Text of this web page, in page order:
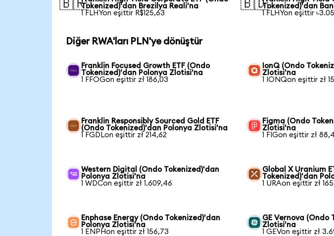
🇧🇷Tokenized)'dan Brezilya Reali'na
1 FLHYon eşittir R$125,63
🇧🇩Tokenized)'dan
1 FLHYon eşittir
Diğer RWA'ları PLN'ye dönüştür
Franklin Focused Growth ETF (Ondo
Tokenized)'dan Polonya Zlotisi'na
1 FFOGon eşittir zł 186,03
IonQ (Ondo
Zlotisi'na
1 IONQon eşittir zł
Franklin Responsibly Sourced Gold ETF
(Ondo Tokenized)'dan Polonya Zlotisi'na
1 FGDLon eşittir zł 214,62
Figma (Ondo
Zlotisi'na
1 FIGon eşittir zł
Western Digital (Ondo Tokenized)'dan
Polonya Zlotisi'na
1 WDCon eşittir zł 1.609,46
Global X Uranium
Tokenized)'dan
1 URAon eşittir zł
Enphase Energy (Ondo Tokenized)'dan
Polonya Zlotisi'na
1 ENPHon eşittir zł 156,73
GE Vernova (Ondo
Zlotisi'na
1 GEVon eşittir zł